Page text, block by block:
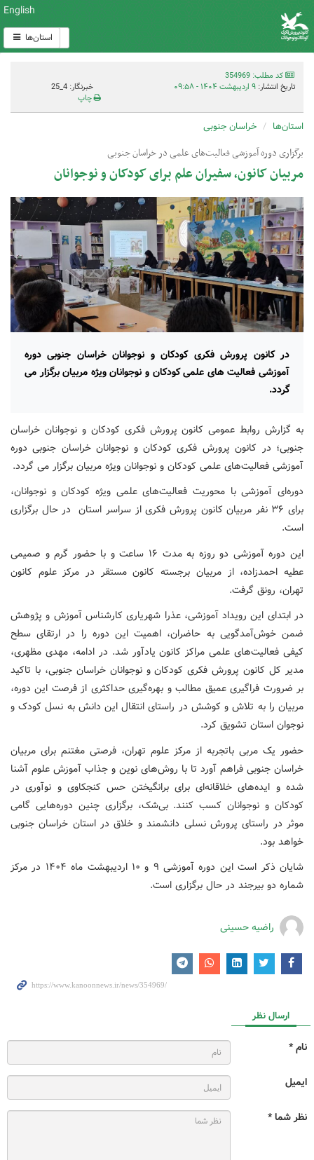
English
استان‌ها
کد مطلب: 354969
تاریخ انتشار: ۹ اردیبهشت ۱۴۰۴ - ۰۹:۵۸
خبرنگار: 4_25
چاپ
استان‌ها خراسان جنوبی
برگزاری دوره آموزشی فعالیت‌های علمی در خراسان جنوبی
مربیان کانون، سفیران علم برای کودکان و نوجوانان
در کانون پرورش فکری کودکان و نوجوانان خراسان جنوبی دوره
آموزشی فعالیت های علمی کودکان و نوجوانان ویژه مربیان برگزار می
گردد.
به گزارش روابط عمومی کانون پرورش فکری کودکان و نوجوانان خراسان
جنوبی؛ در کانون پرورش فکری کودکان و نوجوانان خراسان جنوبی دوره
آموزشی فعالیت‌های علمی کودکان و نوجوانان ویژه مربیان برگزار می گردد.
دوره‌ای آموزشی با محوریت فعالیت‌های علمی ویژه کودکان و نوجوانان،
برای ۳۶ نفر مربیان کانون پرورش فکری از سراسر استان در حال برگزاری
است.
این دوره آموزشی دو روزه به مدت ۱۶ ساعت و با حضور گرم و صمیمی
عطیه احمدزاده، از مربیان برجسته کانون مستقر در مرکز علوم کانون
تهران، رونق گرفت.
در ابتدای این رویداد آموزشی، عذرا شهریاری کارشناس آموزش و پژوهش
ضمن خوش‌آمدگویی به حاضران، اهمیت این دوره را در ارتقای سطح
کیفی فعالیت‌های علمی مراکز کانون یادآور شد. در ادامه، مهدی مظهری،
مدیر کل کانون پرورش فکری کودکان و نوجوانان خراسان جنوبی، با تاکید
بر ضرورت فراگیری عمیق مطالب و بهره‌گیری حداکثری از فرصت این دوره،
مربیان را به تلاش و کوشش در راستای انتقال این دانش به نسل کودک و
نوجوان استان تشویق کرد.
حضور یک مربی باتجربه از مرکز علوم تهران، فرصتی مغتنم برای مربیان
خراسان جنوبی فراهم آورد تا با روش‌های نوین و جذاب آموزش علوم آشنا
شده و ایده‌های خلاقانه‌ای برای برانگیختن حس کنجکاوی و نوآوری در
کودکان و نوجوانان کسب کنند. بی‌شک، برگزاری چنین دوره‌هایی گامی
موثر در راستای پرورش نسلی دانشمند و خلاق در استان خراسان جنوبی
خواهد بود.
شایان ذکر است این دوره آموزشی ۹ و ۱۰ اردیبهشت ماه ۱۴۰۴ در مرکز
شماره دو بیرجند در حال برگزاری است.
راضیه حسینی
ارسال نظر
نام *
ایمیل
نظر شما *